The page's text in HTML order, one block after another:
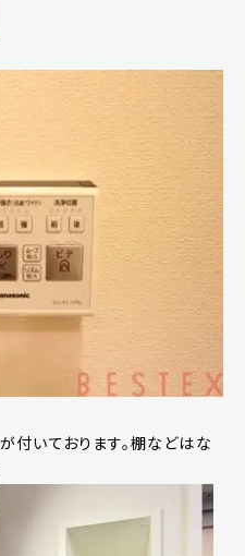
付いております。棚などはな